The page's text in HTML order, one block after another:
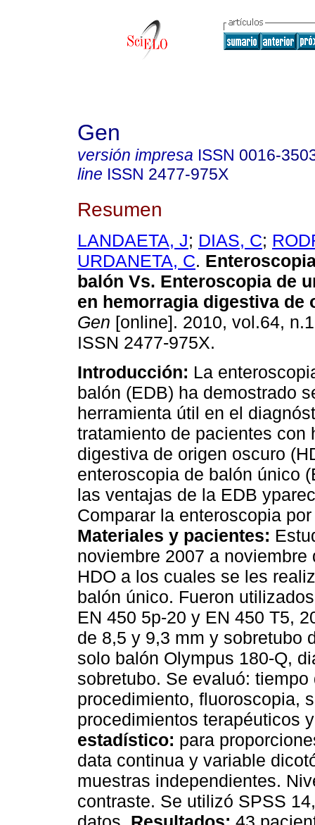
Gen
versión impresa ISSN 0016-
line ISSN 2477-975X
Resumen
LANDAETA, J; DIAS, C;
URDANETA, C.
balón Vs. Enteroscopia de
en hemorragia digestiva de
Gen [online]. 2010, vol.64,
ISSN 2477-975X.
Introducción: La
balón (EDB) ha demostrado
herramienta útil en el
tratamiento de pacientes con
digestiva de origen oscuro
enteroscopia de balón único
las ventajas de la EDB
Comparar la enteroscopia
Materiales y pacientes:
noviembre 2007 a
HDO a los cuales se les
balón único. Fueron
EN 450 5p-20 y EN 450 T5,
de 8,5 y 9,3 mm y sobretubo
solo balón Olympus 180-Q,
sobretubo. Se evaluó:
procedimiento, fluoroscopia,
procedimientos terapéuticos
estadístico: para
data continua y variable
muestras independientes.
contraste. Se utilizó SPSS